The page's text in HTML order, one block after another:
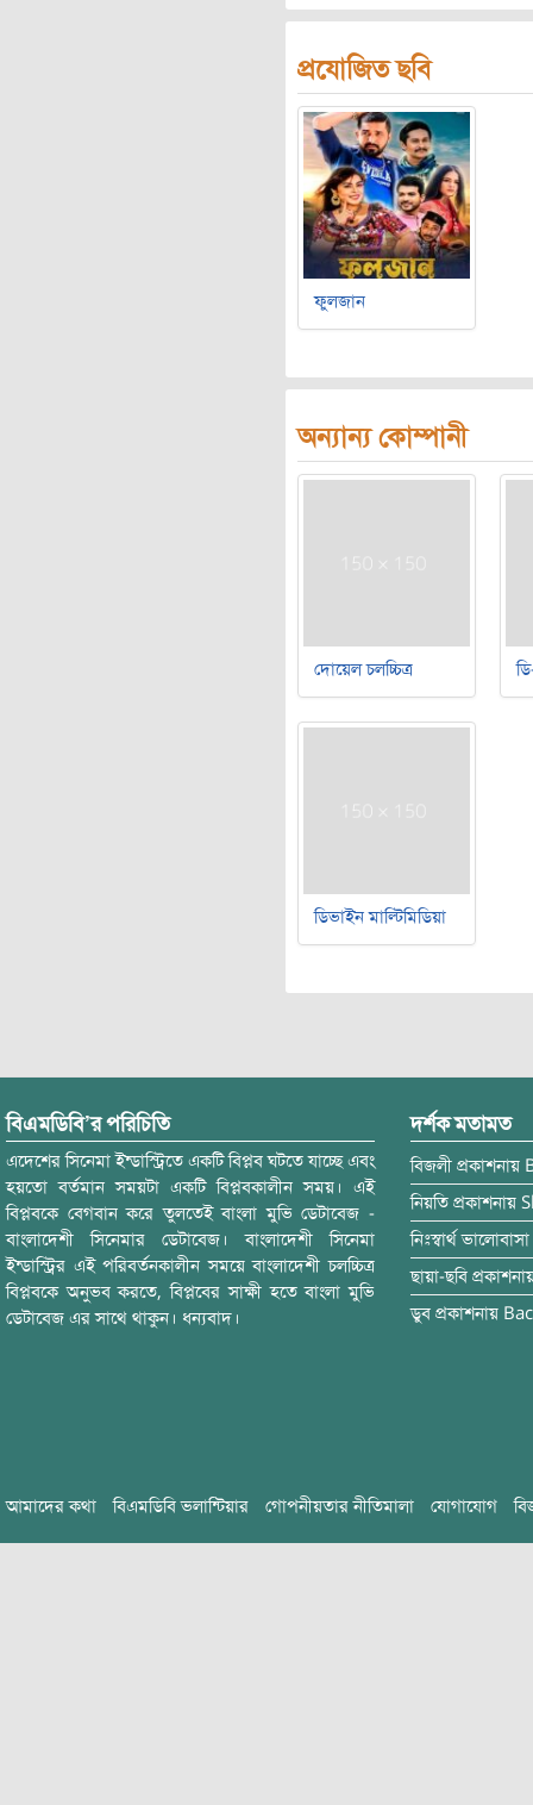
প্রযোজিত ছবি
ফুলজান
অন্যান্য কোম্পানী
দোয়েল চলচ্চিত্র
ডিভাইন মাল্টিমিডিয়া
বিএমডিবি’র পরিচিতি
এদেশের সিনেমা ইন্ডাস্ট্রিতে একটি বিপ্লব ঘটতে যাচ্ছে এবং
হয়তো বর্তমান সময়টা একটি বিপ্লবকালীন সময়। এই
বিপ্লবকে বেগবান করে তুলতেই বাংলা মুভি ডেটাবেজ -
বাংলাদেশী সিনেমার ডেটাবেজ। বাংলাদেশী সিনেমা
ইন্ডাস্ট্রির এই পরিবর্তনকালীন সময়ে বাংলাদেশী চলচ্চিত্র
বিপ্লবকে অনুভব করতে, বিপ্লবের সাক্ষী হতে বাংলা মুভি
ডেটাবেজ এর সাথে থাকুন। ধন্যবাদ।
দর্শক মতামত
বিজলী প্রকাশনায়
নিয়তি প্রকাশনায়
নিঃস্বার্থ ভালোবাসা
ছায়া-ছবি
ডুব প্রকাশনায়
আমাদের কথা বিএমডিবি ভলান্টিয়ার গোপনীয়তার নীতিমালা যোগাযোগ